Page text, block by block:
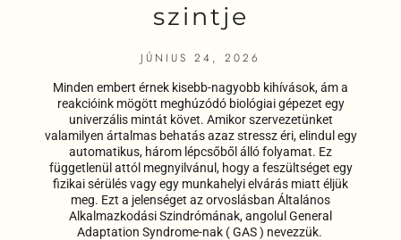
szintje
JÚNIUS 24, 2026
Minden embert érnek kisebb-nagyobb kihívások, ám a
reakcióink mögött meghúzódó biológiai gépezet egy
univerzális mintát követ. Amikor szervezetünket
valamilyen ártalmas behatás azaz stressz éri, elindul egy
automatikus, három lépcsőből álló folyamat. Ez
függetlenül attól megnyilvánul, hogy a feszültséget egy
fizikai sérülés vagy egy munkahelyi elvárás miatt éljük
meg. Ezt a jelenséget az orvoslásban Általános
Alkalmazkodási Szindrómának, angolul General
Adaptation Syndrome-nak ( GAS ) nevezzük.